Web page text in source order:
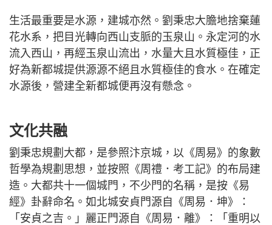
生活最重要是水源，建城亦然。劉秉忠大膽地捨棄蓮
花水系，把目光轉向西山支脈的玉泉山。永定河的水
流入西山，再經玉泉山流出，水量大且水質極佳，正
好為新都城提供源源不絕且水質極佳的食水。在確定
水源後，營建全新都城便再沒有懸念。
文化共融
劉秉忠規劃大都，是參照汴京城，以《周易》的象數
哲學為規劃思想，並按照《周禮．考工記》的布局建
造。大都共十一個城門，不少門的名稱，是按《易
經》卦辭命名。如北城安貞門源自《周易．坤》：
「安貞之吉。」麗正門源自《周易．離》：「重明以